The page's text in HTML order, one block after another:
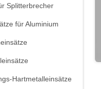
Splitterbrecher
für Aluminium
Hartmetalleinsätze